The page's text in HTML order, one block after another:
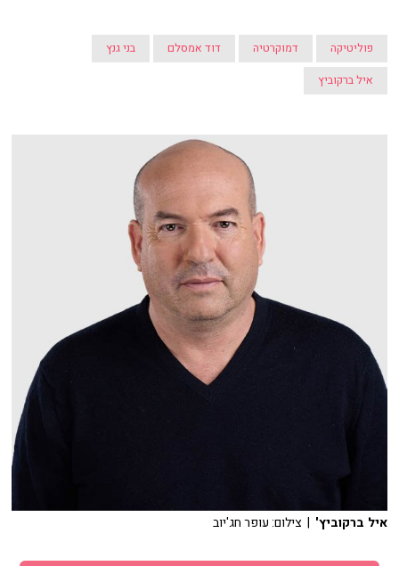
פוליטיקה דמוקרטיה דוד אמסלם
בני גנץ
איל ברקוביץ
איל ברקוביץ' | צילום: עופר חג'יוב